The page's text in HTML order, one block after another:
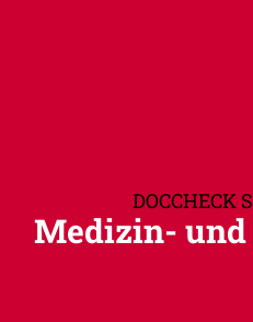
DOCCHECK
Medizin-